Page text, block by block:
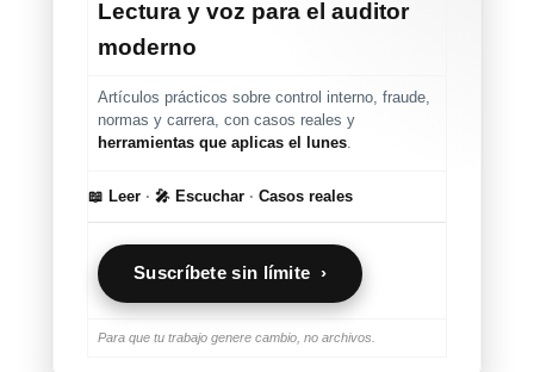
Lectura y voz para el auditor
moderno
Artículos prácticos sobre control interno, fraude,
normas y carrera, con casos reales y
herramientas que aplicas el lunes
📖 Leer · 🎤 Escuchar · Casos reales
Suscríbete sin límite ›
Para que tu trabajo genere cambio, no archivos.